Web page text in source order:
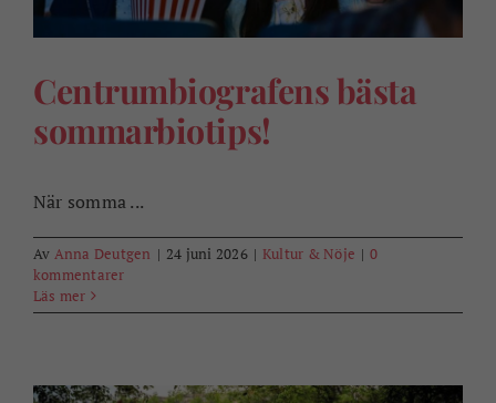
Centrumbiografens bästa
sommarbiotips!
När somma ...
Av Anna Deutgen | 24 juni 2026 | Kultur & Nöje | 0
kommentarer
Läs mer